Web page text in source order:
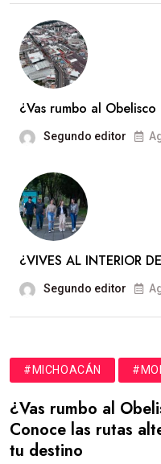
¿Vas rumbo al Obelisco
Segundo editor
¿VIVES AL INTERIOR
Segundo editor
#MICHOACÁN
¿Vas rumbo al
Conoce las rutas
tu destino